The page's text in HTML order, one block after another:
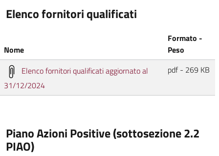
Elenco fornitori qualificati
Nome
Formato -
Peso
Elenco fornitori qualificati aggiornato al
31/12/2024
pdf - 269 KB
Piano Azioni Positive (sottosezione 2.2
PIAO)